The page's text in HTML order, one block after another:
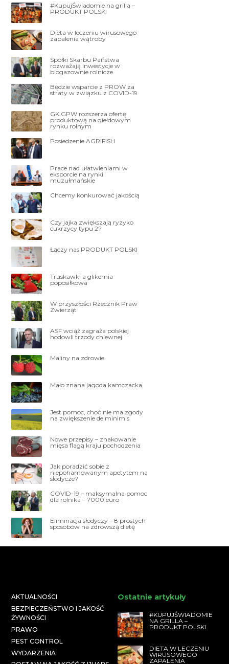
#KupujŚwiadomie na grilla –
PRODUKT POLSKI
Dieta w leczeniu wirusowego
zapalenia wątroby
Spółki Skarbu Państwa
rozważają inwestycje w
biogazownie rolnicze
Będzie wsparcie z PROW za
straty w związku z COVID-19
GK GPW rozszerza ofertę
produktową na giełdowym
rynku rolnym
Posiedzenie AGRIFISH
Prace nad ułatwieniami w
eksporcie na rynki
muzułmańskie
Chcemy konkurować jakością
Czy jajka zwiększają ryzyko
cukrzycy typu 2?
Łączy nas PRODUKT POLSKI
Truskawki a glikemia
poposiłkowa
W przyszłości Rzecznik Praw
Zwierząt
ASF wciąż zagraża polskiej
hodowli trzody chlewnej
Maliny na zdrowie
Mało znana jagoda kamczacka
Jest pomoc, choć nie ma zgody
na zwiększenie de minimis
Nowe przepisy – znakowanie
mięsa flagą kraju pochodzenia
Jak poradzić sobie z
niepohamowanym apetytem na
słodycze?
COVID-19 – maksymalna pomoc
dla rolnika – 7000 euro
Eliminacja słodyczy – 8 prostych
sposobów na zdrowszą dietę
AKTUALNOŚCI
BEZPIECZEŃSTWO I JAKOŚĆ
ŻYWNOŚCI
PRAWO
PEST CONTROL
WYDARZENIA
Ostatnie artykuły
#KUPUJŚWIADOMIE
NA GRILLA –
PRODUKT POLSKI
DIETA W LECZENIU
WIRUSOWEGO
ZAPALENIA